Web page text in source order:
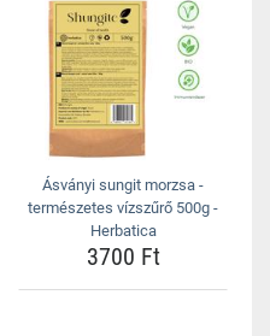
Ásványi sungit morzsa -
természetes vízszűrő 500g -
Herbatica
3700 Ft